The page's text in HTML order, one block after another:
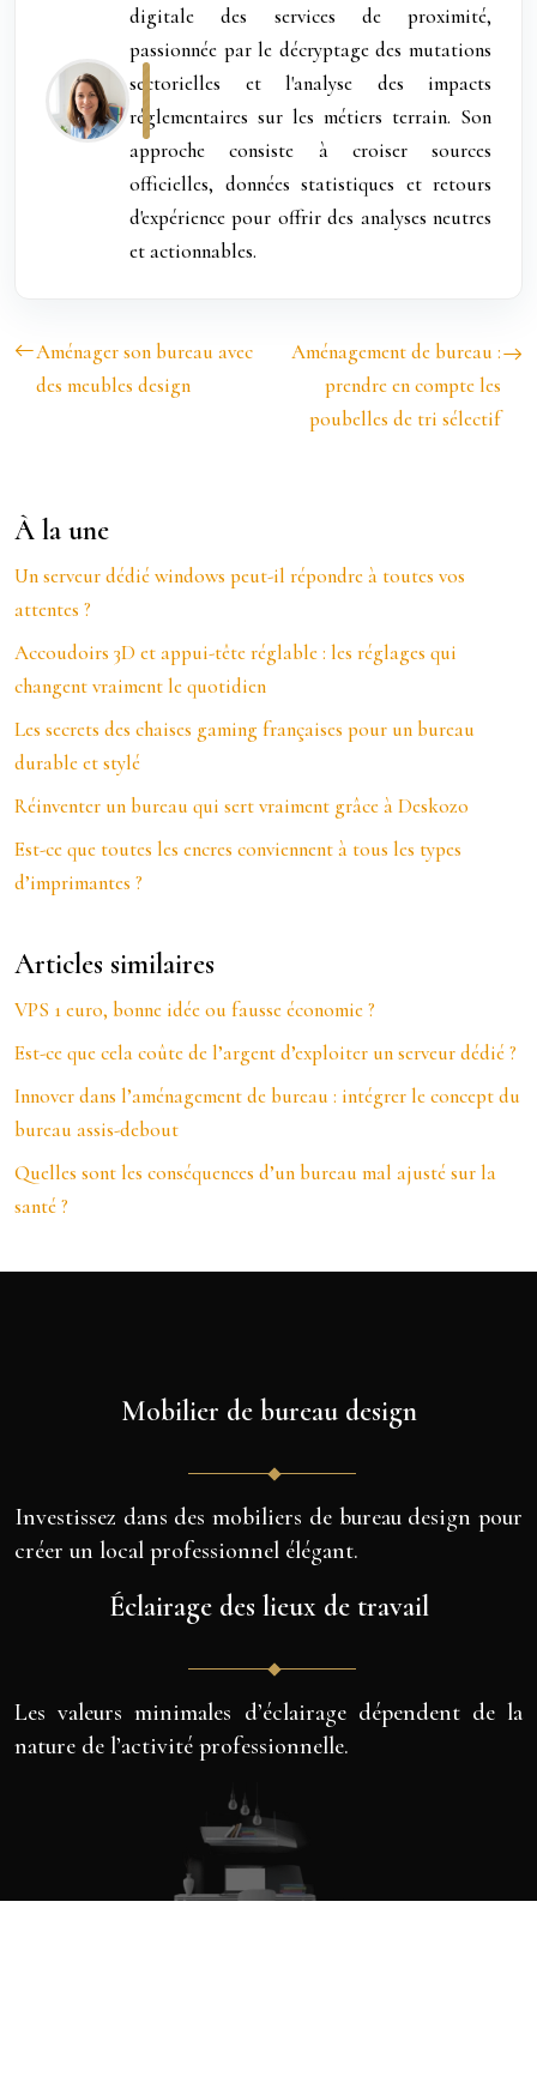
digitale des services de proximité,
passionnée par le décryptage des mutations
sectorielles et l'analyse des impacts
réglementaires sur les métiers terrain. Son
approche consiste à croiser sources
officielles, données statistiques et retours
d'expérience pour offrir des analyses neutres
et actionnables.
Aménager son bureau avec
des meubles design
Aménagement de bureau :
prendre en compte les
poubelles de tri sélectif
À la une
Un serveur dédié windows peut-il répondre à toutes vos
attentes ?
Accoudoirs 3D et appui-tête réglable : les réglages qui
changent vraiment le quotidien
Les secrets des chaises gaming françaises pour un bureau
durable et stylé
Réinventer un bureau qui sert vraiment grâce à Deskozo
Est-ce que toutes les encres conviennent à tous les types
d’imprimantes ?
Articles similaires
VPS 1 euro, bonne idée ou fausse économie ?
Est-ce que cela coûte de l’argent d’exploiter un serveur dédié ?
Innover dans l’aménagement de bureau : intégrer le concept du
bureau assis-debout
Quelles sont les conséquences d’un bureau mal ajusté sur la
santé ?
Mobilier de bureau design
Investissez dans des mobiliers de bureau design pour
créer un local professionnel élégant.
Éclairage des lieux de travail
Les valeurs minimales d’éclairage dépendent de la
nature de l’activité professionnelle.